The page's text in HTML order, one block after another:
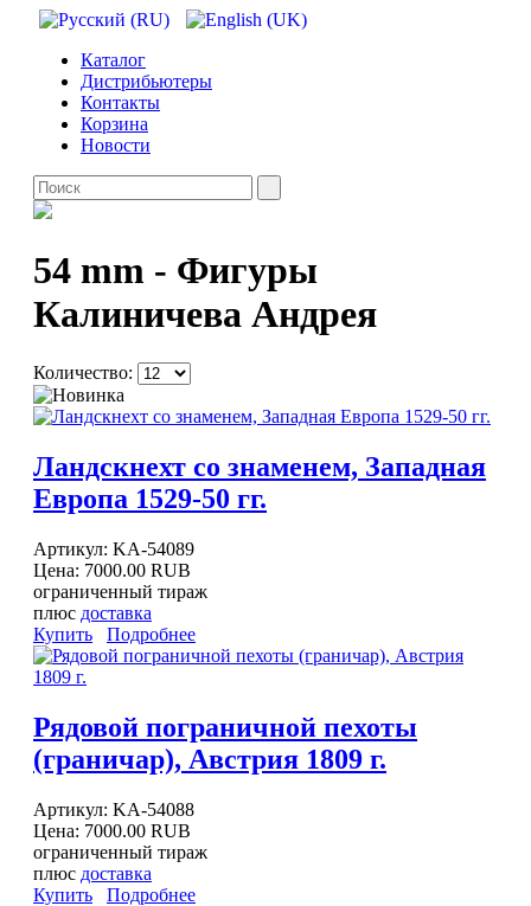
Каталог
Дистрибьютеры
Контакты
Корзина
Новости
54 mm - Фигуры
Калиничева Андрея
Количество:
Ландскнехт со знаменем, Западная
Европа 1529-50 гг.
Артикул: KA-54089
Цена: 7000.00 RUB
ограниченный тираж
плюс доставка
Купить
Подробнее
Рядовой пограничной пехоты
(граничар), Австрия 1809 г.
Артикул: KA-54088
Цена: 7000.00 RUB
ограниченный тираж
плюс доставка
Купить
Подробнее